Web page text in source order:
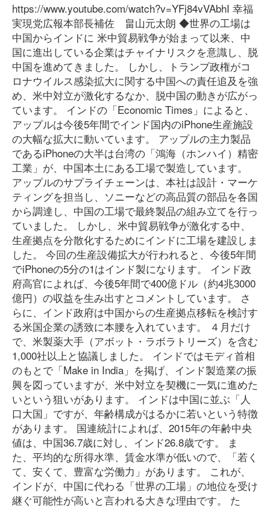
https://www.youtube.com/watch?v=YFj84vVAbhI 幸福
実現党広報本部長補佐 畠山元太朗 ◆世界の工場は
中国からインドに 米中貿易戦争が始まって以来、中
国に進出している企業はチャイナリスクを意識し、脱
中国を進めてきました。 しかし、トランプ政権がコ
ロナウイルス感染拡大に関する中国への責任追及を強
め、米中対立が激化するなか、脱中国の動きが広がっ
ています。 インドの「Economic Times」によると、
アップルは今後5年間でインド国内のiPhone生産施設
の大幅な拡大に動いています。 アップルの主力製品
であるiPhoneの大半は台湾の「鴻海（ホンハイ）精密
工業」が、中国本土にある工場で製造しています。
アップルのサプライチェーンは、本社は設計・マーケ
ティングを担当し、ソニーなどの高品質の部品を各国
から調達し、中国の工場で最終製品の組み立てを行っ
ていました。 しかし、米中貿易戦争が激化する中、
生産拠点を分散化するためにインドに工場を建設しま
した。 今回の生産設備拡大が行われると、今後5年間
でiPhoneの5分の1はインド製になります。 インド政
府高官によれば、今後5年間で400億ドル（約4兆3000
億円）の収益を生み出すとコメントしています。 さ
らに、インド政府は中国からの生産拠点移転を検討す
る米国企業の誘致に本腰を入れています。 ４月だけ
で、米製薬大手（アボット・ラボラトリーズ）を含む
1,000社以上と協議しました。 インドではモディ首相
のもとで「Make in India」を掲げ、インド製造業の振
興を図っていますが、米中対立を契機に一気に進めた
いという狙いがあります。 インドは中国に並ぶ「人
口大国」ですが、年齢構成がはるかに若いという特徴
があります。 国連統計によれば、2015年の年齢中央
値は、中国36.7歳に対し、インド26.8歳です。 ま
た、平均的な所得水準、賃金水準が低いので、「若く
て、安くて、豊富な労働力」があります。 これが、
インドが、中国に代わる「世界の工場」の地位を受け
継ぐ可能性が高いと言われる大きな理由です。 た